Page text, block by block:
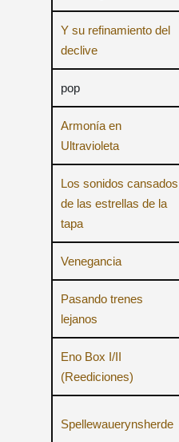
Y su refinamiento del
declive
pop
Armonía en
Ultravioleta
Los sonidos cansados
​​de las estrellas de la
tapa
Venegancia
Pasando trenes
lejanos
Eno Box I/II
(Reediciones)
Spellewauerynsherde